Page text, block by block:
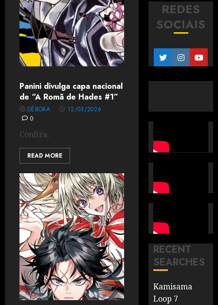
Panini divulga capa nacional
de “A Romã de Hades #1”
DÉBORA
12/03/2026
0
Confira.
READ MORE
REDES
SOCIAIS
RECENT
SEARCHES
Kamisama
Loop 7